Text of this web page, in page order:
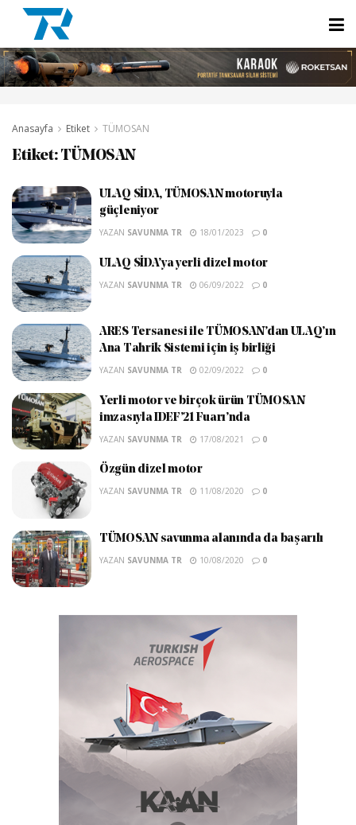
Anasayfa Etiket TÜMOSAN
Etiket: TÜMOSAN
ULAQ SİDA, TÜMOSAN motoruyla
güçleniyor
YAZAN SAVUNMA TR 18/01/2023 0
ULAQ SİDA’ya yerli dizel motor
YAZAN SAVUNMA TR 06/09/2022 0
ARES Tersanesi ile TÜMOSAN’dan ULAQ’ın
Ana Tahrik Sistemi için iş birliği
YAZAN SAVUNMA TR 02/09/2022 0
Yerli motor ve birçok ürün TÜMOSAN
imzasıyla IDEF’21 Fuarı’nda
YAZAN SAVUNMA TR 17/08/2021 0
Özgün dizel motor
YAZAN SAVUNMA TR 11/08/2020 0
TÜMOSAN savunma alanında da başarılı
YAZAN SAVUNMA TR 10/08/2020 0